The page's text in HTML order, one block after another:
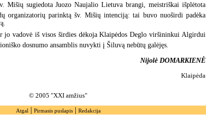
Mišių sugiedota Juozo Naujalio Lietuva brangi, meistriškai išplėtota
organizatorių parinktą šv. Mišių intenciją: tai buvo nuoširdi padėka
jo vadovė iš visos širdies dėkoja Klaipėdos Deglo viršininkui Algirdui
dosnumo ansamblis nuvykti į Šiluvą nebūtų galėjęs.
Nijolė DOMARKIENĖ
Klaipėda
© 2005 "XXI amžius"
Atgal | Pirmasis puslapis| Redakcija